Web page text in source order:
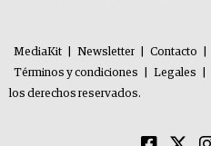
MediaKit Newsletter Contacto
Términos y condiciones
Legales
los derechos reservados.